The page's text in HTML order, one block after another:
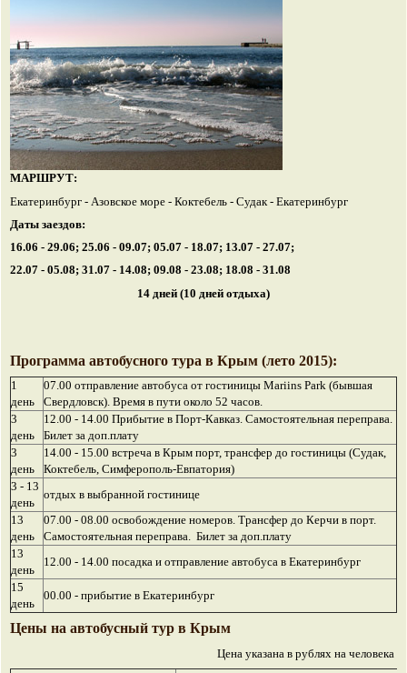
МАРШРУТ:
Екатеринбург - Азовское море - Коктебель - Судак - Екатеринбург
Даты заездов:
16.06 - 29.06; 25.06 - 09.07; 05.07 - 18.07; 13.07 - 27.07;
22.07 - 05.08; 31.07 - 14.08; 09.08 - 23.08; 18.08 - 31.08
14 дней (10 дней отдыха)
Программа автобусного тура в Крым (лето 2015):
1
день
07.00 отправление автобуса от гостиницы Mariins Park (бывшая
Свердловск). Время в пути около 52 часов.
3
день
12.00 - 14.00 Прибытие в Порт-Кавказ. Самостоятельная переправа.
Билет за доп.плату
3
день
14.00 - 15.00 встреча в Крым порт, трансфер до гостиницы (Судак,
Коктебель, Симферополь-Евпатория)
3 - 13
день
отдых в выбранной гостинице
13
день
07.00 - 08.00 освобождение номеров. Трансфер до Керчи в порт.
Самостоятельная переправа. Билет за доп.плату
13
день
12.00 - 14.00 посадка и отправление автобуса в Екатеринбург
15
день
00.00 - прибытие в Екатеринбург
Цены на автобусный тур в Крым
Цена указана в рублях на человека